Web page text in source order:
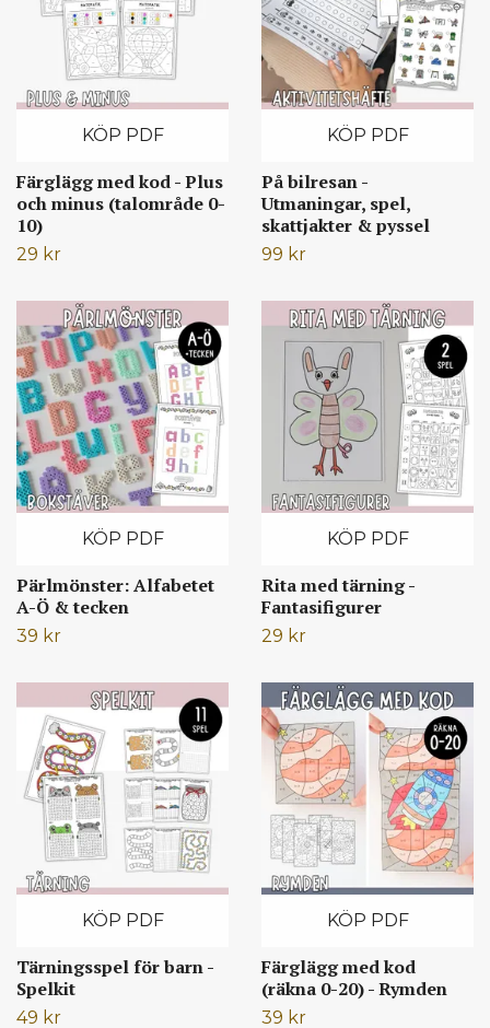
KÖP PDF
Färglägg med kod - Plus
och minus (talområde 0-
10)
29 kr
KÖP PDF
På bilresan -
Utmaningar, spel,
skattjakter & pyssel
99 kr
KÖP PDF
Pärlmönster: Alfabetet
A-Ö & tecken
39 kr
KÖP PDF
Rita med tärning -
Fantasifigurer
29 kr
KÖP PDF
Tärningsspel för barn -
Spelkit
49 kr
KÖP PDF
Färglägg med kod
(räkna 0-20) - Rymden
39 kr